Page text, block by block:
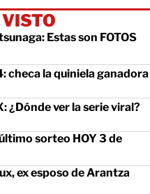
Estas son FOTOS
checa la quiniela ganadora
¿Dónde ver la serie viral?
sorteo HOY 3 de
ex esposo de Arantza